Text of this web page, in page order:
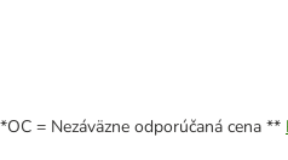
*OC = Nezáväzne odporúčaná cena **